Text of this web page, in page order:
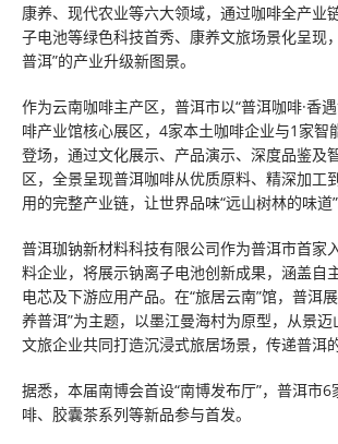
康养、现代农业等六大领域，通过咖啡全产业
子电池等绿色科技首秀、康养文旅场景化呈现
普洱”的产业升级新图景。
作为云南咖啡主产区，普洱市以“普洱咖啡·香
啡产业馆核心展区，4家本土咖啡企业与1家智
登场，通过文化展示、产品演示、深度品鉴及
区，全景呈现普洱咖啡从优质原料、精深加工
用的完整产业链，让世界品味“远山树林的味道”
普洱珈钠新材料科技有限公司作为普洱市首家
料企业，将展示钠离子电池创新成果，涵盖自
电芯及下游应用产品。在“旅居云南”馆，普洱
养普洱”为主题，以墨江曼海村为原型，从景
文旅企业共同打造沉浸式旅居场景，传递普洱
据悉，本届南博会首设“南博发布厅”，普洱市
啡、胶囊茶系列等新品参与首发。